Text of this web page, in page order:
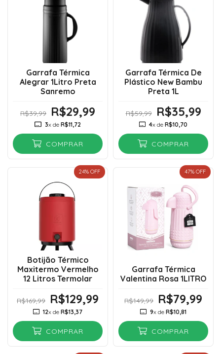
Garrafa Térmica
Alegrar 1Litro Preta
Sanremo
R$39,99 R$29,99
3x de R$11,72
COMPRAR
Garrafa Térmica De
Plástico New Bambu
Preta 1L
R$59,99 R$35,99
4x deR$10,70
COMPRAR
24% OFF
Botijão Térmico
Maxitermo Vermelho
12 Litros Termolar
R$169,99 R$129,99
12x deR$13,37
COMPRAR
47% OFF
Garrafa Térmica
Valentina Rosa 1LITRO
R$149,99 R$79,99
9x deR$10,81
COMPRAR